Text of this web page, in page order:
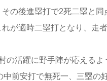
の後進塁打で2死二塁と
が適時二塁打となり、走
の活躍に野手陣が応えるよ
中前安打で無死一、三塁の